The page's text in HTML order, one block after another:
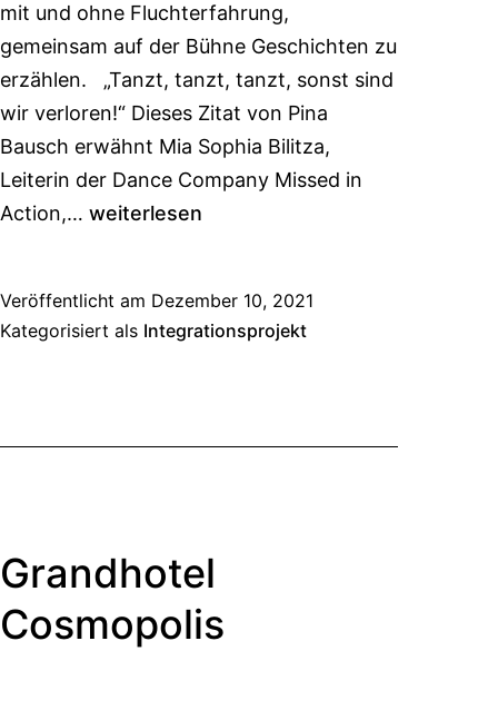
mit und ohne Fluchterfahrung,
gemeinsam auf der Bühne Geschichten zu
erzählen. „Tanzt, tanzt, tanzt, sonst sind
wir verloren!“ Dieses Zitat von Pina
Bausch erwähnt Mia Sophia Bilitza,
Leiterin der Dance Company Missed in
Action,… weiterlesen
Veröffentlicht am Dezember 10, 2021
Kategorisiert als Integrationsprojekt
Grandhotel
Cosmopolis